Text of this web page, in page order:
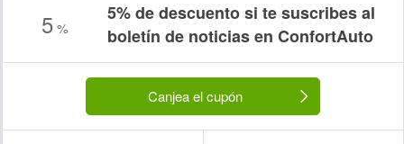
5%
5% de descuento si te suscribes al
boletín de noticias en ConfortAuto
Canjea el cupón
Nombre:
Correo electrónico: